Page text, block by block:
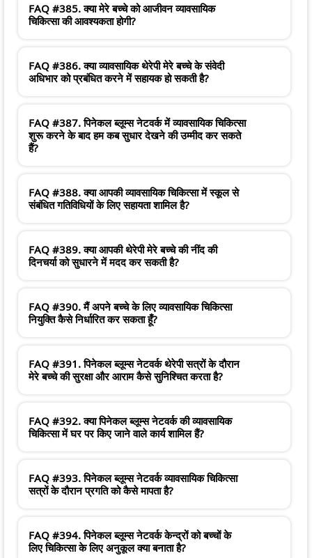
FAQ #385. क्या मेरे बच्चे को आजीवन व्यावसायिक
चिकित्सा की आवश्यकता होगी?
FAQ #386. क्या व्यावसायिक थेरेपी मेरे बच्चे के संवेदी
अधिभार को प्रबंधित करने में सहायक हो सकती है?
FAQ #387. पिनेकल ब्लूम्स नेटवर्क में व्यावसायिक चिकित्सा
शुरू करने के बाद हम कब सुधार देखने की उम्मीद कर सकते
हैं?
FAQ #388. क्या आपकी व्यावसायिक चिकित्सा में स्कूल से
संबंधित गतिविधियों के लिए सहायता शामिल है?
FAQ #389. क्या आपकी थेरेपी मेरे बच्चे की नींद की
दिनचर्या को सुधारने में मदद कर सकती है?
FAQ #390. मैं अपने बच्चे के लिए व्यावसायिक चिकित्सा
नियुक्ति कैसे निर्धारित कर सकता हूँ?
FAQ #391. पिनेकल ब्लूम्स नेटवर्क थेरेपी सत्रों के दौरान
मेरे बच्चे की सुरक्षा और आराम कैसे सुनिश्चित करता है?
FAQ #392. क्या पिनेकल ब्लूम्स नेटवर्क की व्यावसायिक
चिकित्सा में घर पर किए जाने वाले कार्य शामिल हैं?
FAQ #393. पिनेकल ब्लूम्स नेटवर्क व्यावसायिक चिकित्सा
सत्रों के दौरान प्रगति को कैसे मापता है?
FAQ #394. पिनेकल ब्लूम्स नेटवर्क केन्द्रों को बच्चों के
लिए चिकित्सा के लिए अनुकूल क्या बनाता है?